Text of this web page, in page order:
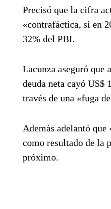
Precisó que la cifra
«contrafáctica, si en
32% del PBI.
Lacunza aseguró
deuda neta cayó US$
través de una «fuga
Además adelantó
como resultado de la
próximo.